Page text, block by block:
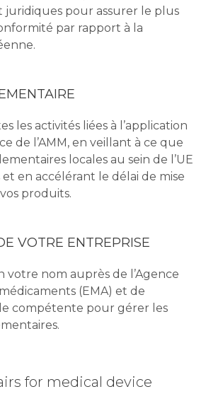
juridiques pour assurer le plus
par rapport à la
les activités liées à l’application
de l’AMM, en veillant à ce que
locales au sein de l’UE
en accélérant le délai de mise
produits.
VOTRE ENTREPRISE
votre nom auprès de l’Agence
(EMA) et de
compétente pour gérer les
for medical device